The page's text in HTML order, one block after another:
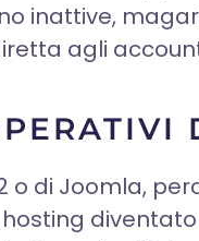
inattive,
agli
o di Joomla,